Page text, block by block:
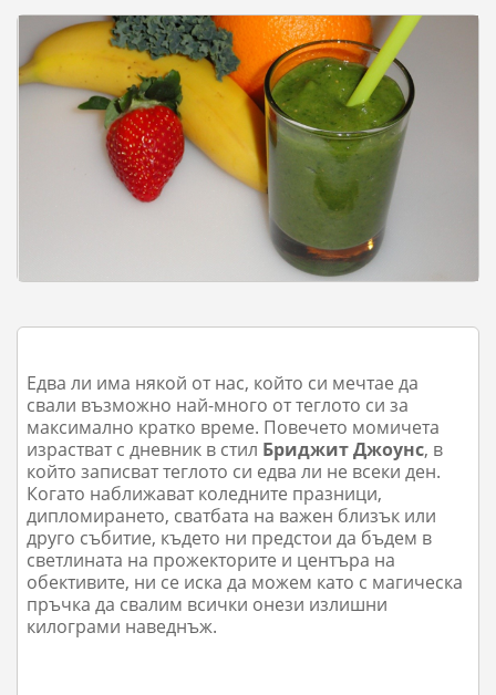
Едва ли има някой от нас, който си мечтае да
свали възможно най-много от теглото си за
максимално кратко време. Повечето момичета
израстват с дневник в стил Бриджит Джоунс, в
който записват теглото си едва ли не всеки ден.
Когато наближават коледните празници,
дипломирането, сватбата на важен близък или
друго събитие, където ни предстои да бъдем в
светлината на прожекторите и центъра на
обективите, ни се иска да можем като с магическа
пръчка да свалим всички онези излишни
килограми наведнъж.